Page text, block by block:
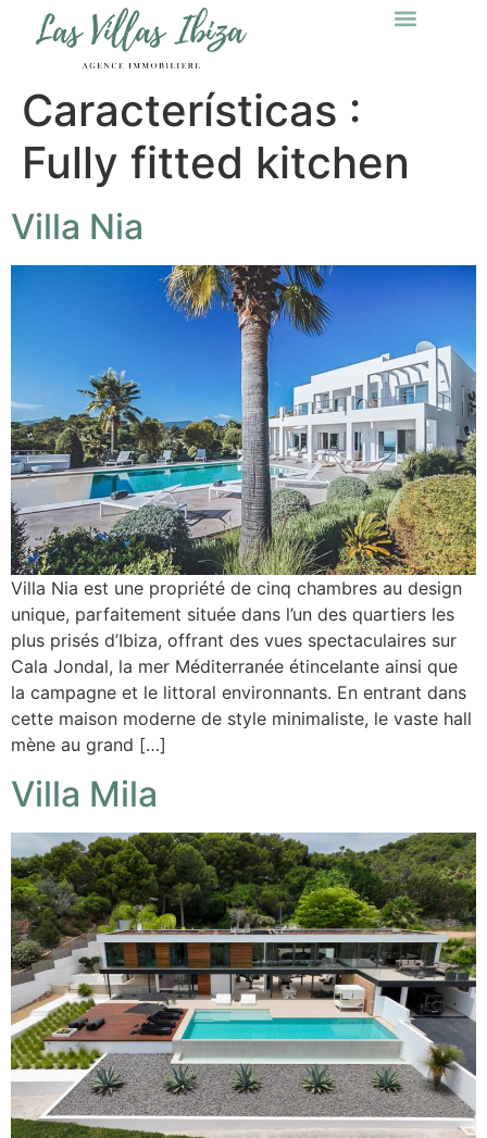
Características :
Fully fitted kitchen
Villa Nia
Villa Nia est une propriété de cinq chambres au design
unique, parfaitement située dans l’un des quartiers les
plus prisés d’Ibiza, offrant des vues spectaculaires sur
Cala Jondal, la mer Méditerranée étincelante ainsi que
la campagne et le littoral environnants. En entrant dans
cette maison moderne de style minimaliste, le vaste hall
mène au grand […]
Villa Mila